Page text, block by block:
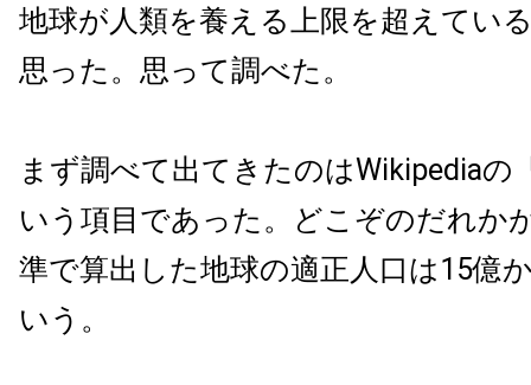
地球が人類を養える上限を超えてい
思った。思って調べた。
まず調べて出てきたのはWikipediaの
いう項目であった。どこぞのだれか
準で算出した地球の適正人口は15億
いう。